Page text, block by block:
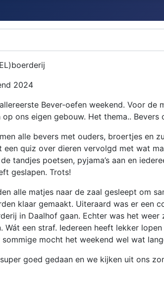
2024
Bever-oefen weekend. Voor
ons eigen gebouw. Het thema..
alle bevers met ouders, broertjes en
een quiz over dieren vervolgd met wat
tandjes poetsen, pyjama’s aan en
geslapen. Trots!
alle matjes naar de zaal gesleept om
klaar gemaakt. Uiteraard was er een
in Daalhof gaan. Echter was het
Wát een straf. Iedereen heeft lekker
mocht het weekend wel wat
goed gedaan en we kijken uit ons